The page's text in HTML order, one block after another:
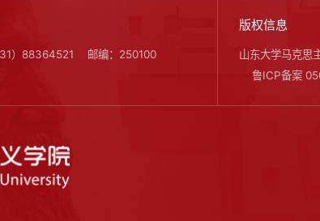
）88364521 邮编：250100
版权信息
山东大学马克思
鲁ICP备案